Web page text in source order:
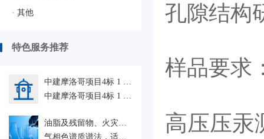
• 其他
特色服务推荐
孔隙结构
样品要求
高压压汞